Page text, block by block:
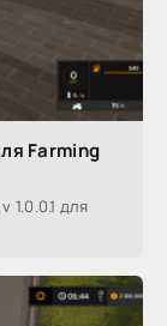
Farming
1.0.0.1 для